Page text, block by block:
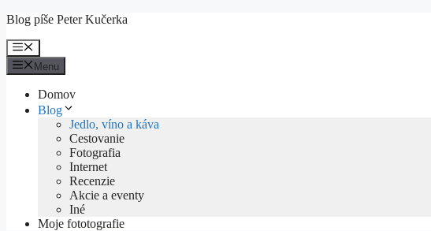
Preskočiť
obsah
Blog píše Peter Kučerka
Menu
Menu
Domov
Blog
Jedlo, víno a káva
Cestovanie
Fotografia
Internet
Recenzie
Akcie a eventy
Iné
Moje fototografie